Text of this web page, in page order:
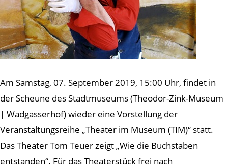
Am Samstag, 07. September 2019, 15:00 Uhr, findet in
der Scheune des Stadtmuseums (Theodor-Zink-Museum
| Wadgasserhof) wieder eine Vorstellung der
Veranstaltungsreihe „Theater im Museum (TIM)“ statt.
Das Theater Tom Teuer zeigt „Wie die Buchstaben
entstanden“. Für das Theaterstück frei nach